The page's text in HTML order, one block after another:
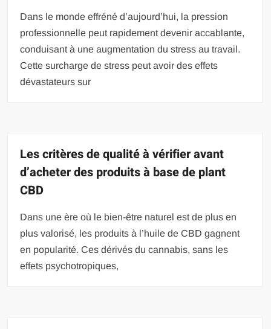
Dans le monde effréné d’aujourd’hui, la pression
professionnelle peut rapidement devenir accablante,
conduisant à une augmentation du stress au travail.
Cette surcharge de stress peut avoir des effets
dévastateurs sur
Les critères de qualité à vérifier avant
d’acheter des produits à base de plant
CBD
Dans une ère où le bien-être naturel est de plus en
plus valorisé, les produits à l’huile de CBD gagnent
en popularité. Ces dérivés du cannabis, sans les
effets psychotropiques,